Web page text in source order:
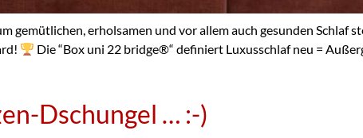
erholsamen und vor allem auch gesunden Schlaf
Die “Box uni 22 bridge®️“ definiert Luxusschlaf neu =
Dschungel … :-)